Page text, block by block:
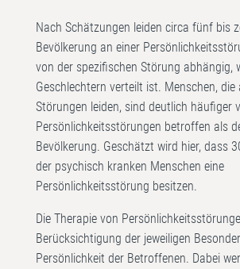
Nach Schätzungen leiden circa fünf bis
Bevölkerung an einer
von der spezifischen Störung abhängig,
Geschlechtern verteilt ist. Menschen, die
Störungen leiden, sind deutlich häufiger
Persönlichkeitsstörungen betroffen als
Bevölkerung. Geschätzt wird hier, dass
der psychisch kranken Menschen eine
Persönlichkeitsstörung besitzen.
Die Therapie von
Berücksichtigung der jeweiligen
Persönlichkeit der Betroffenen. Dabei